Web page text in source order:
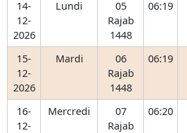
14-
12-
2026
Lundi
05
Rajab
1448
06:19
15-
12-
2026
Mardi
06
Rajab
1448
06:19
16-
12-
Mercredi
07
Rajab
06:20